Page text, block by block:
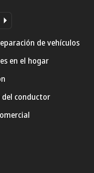
de vehículos
en el hogar
del conductor